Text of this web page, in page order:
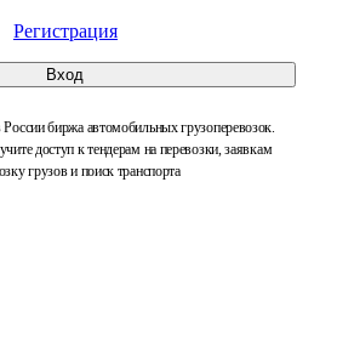
Регистрация
Вход
биржа автомобильных грузоперевозок.
доступ к тендерам на перевозки, заявкам
грузов и поиск транспорта